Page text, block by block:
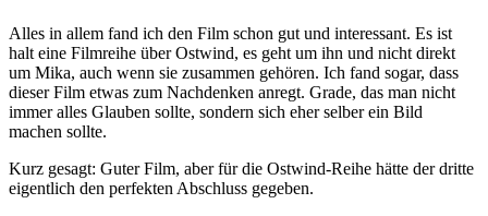
Alles in allem fand ich den Film schon gut und interessant. Es ist
halt eine Filmreihe über Ostwind, es geht um ihn und nicht direkt
um Mika, auch wenn sie zusammen gehören. Ich fand sogar, dass
dieser Film etwas zum Nachdenken anregt. Grade, das man nicht
immer alles Glauben sollte, sondern sich eher selber ein Bild
machen sollte.
Kurz gesagt: Guter Film, aber für die Ostwind-Reihe hätte der dritte
eigentlich den perfekten Abschluss gegeben.